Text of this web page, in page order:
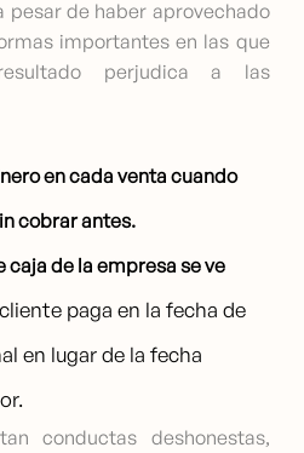
pesar de haber aprovechado
importantes en las que
perjudica a las
en cada venta cuando
cobrar antes.
caja de la empresa se ve
paga en la fecha de
en lugar de la fecha
conductas deshonestas,